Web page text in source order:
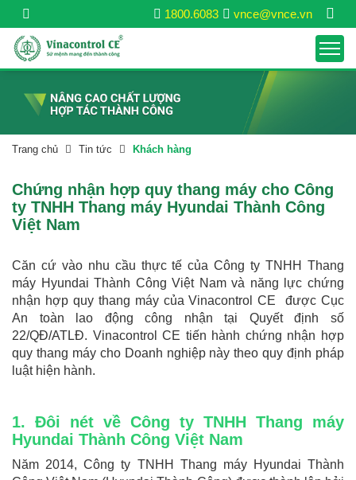
vnce@vnce.vn
1800.6083
Trang chủ Tin tức Khách hàng
Chứng nhận hợp quy thang máy cho Công
ty TNHH Thang máy Hyundai Thành Công
Việt Nam
Căn cứ vào nhu cầu thực tế của Công ty TNHH Thang
máy Hyundai Thành Công Việt Nam và năng lực chứng
nhận hợp quy thang máy của Vinacontrol CE được Cục
An toàn lao động công nhận tại Quyết định số
22/QĐ/ATLĐ. Vinacontrol CE tiến hành chứng nhận hợp
quy thang máy cho Doanh nghiệp này theo quy định pháp
luật hiện hành.
1. Đôi nét về Công ty TNHH Thang máy
Hyundai Thành Công Việt Nam
Năm 2014, Công ty TNHH Thang máy Hyundai Thành